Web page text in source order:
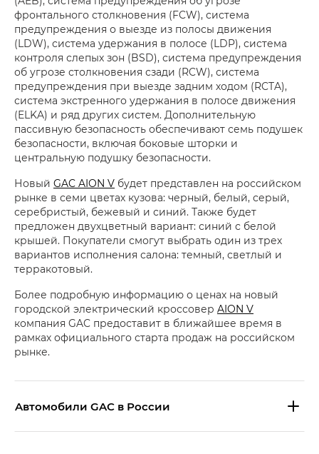
фронтального столкновения (FCW), система
предупреждения о выезде из полосы движения
(LDW), система удержания в полосе (LDP), система
контроля слепых зон (BSD), система предупреждения
об угрозе столкновения сзади (RCW), система
предупреждения при выезде задним ходом (RCTA),
система экстренного удержания в полосе движения
(ELKA) и ряд других систем. Дополнительную
пассивную безопасность обеспечивают семь подушек
безопасности, включая боковые шторки и
центральную подушку безопасности.
Новый GAC AION V будет представлен на российском
рынке в семи цветах кузова: черный, белый, серый,
серебристый, бежевый и синий. Также будет
предложен двухцветный вариант: синий с белой
крышей. Покупатели смогут выбрать один из трех
вариантов исполнения салона: темный, светлый и
терракотовый.
Более подробную информацию о ценах на новый
городской электрический кроссовер AION V
компания GAC предоставит в ближайшее время в
рамках официального старта продаж на российском
рынке.
Aвтомобили GAC в России